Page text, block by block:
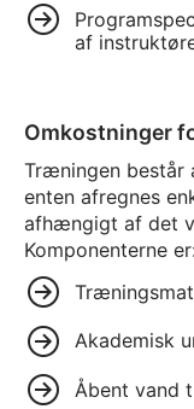
af
Omkostninger
Træningen består
enten afregnes
afhængigt af det
Komponenterne
Akademisk
Åbent vand